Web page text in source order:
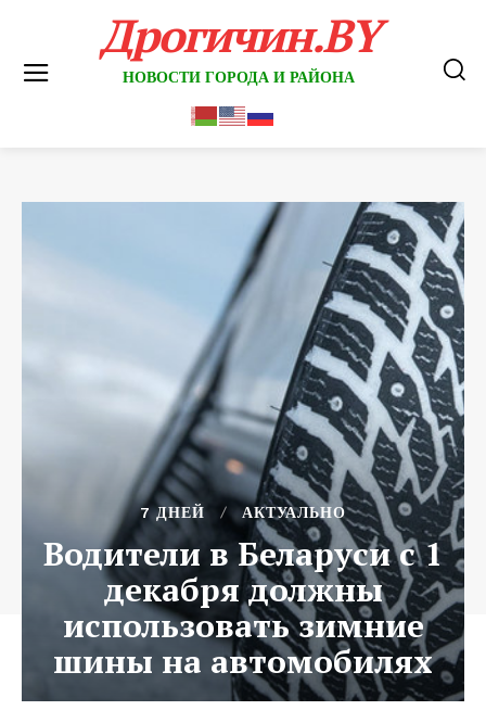
Дрогичин.BY
НОВОСТИ ГОРОДА И РАЙОНА
7 ДНЕЙ АКТУАЛЬНО
Водители в Беларуси с 1
декабря должны
использовать зимние
шины на автомобилях